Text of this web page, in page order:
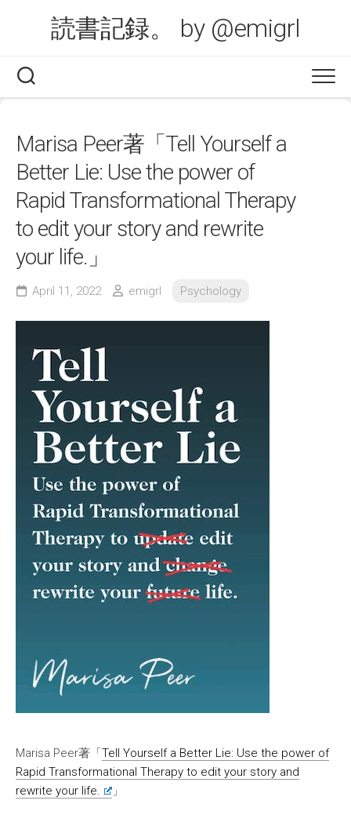
読書記録。 by @emigrl
Marisa Peer著「Tell Yourself a
Better Lie: Use the power of
Rapid Transformational Therapy
to edit your story and rewrite
your life.」
April 11, 2022 emigrl Psychology
Marisa Peer著「Tell Yourself a Better Lie: Use the power of
Rapid Transformational Therapy to edit your story and
rewrite your life.
」